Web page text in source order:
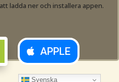
ladda ner och installera appen.
APPLE
Svenska